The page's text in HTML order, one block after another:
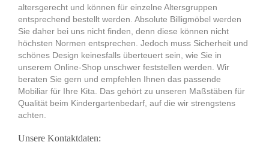
altersgerecht und können für einzelne Altersgruppen
entsprechend bestellt werden. Absolute Billigmöbel werden
Sie daher bei uns nicht finden, denn diese können nicht
höchsten Normen entsprechen. Jedoch muss Sicherheit und
schönes Design keinesfalls überteuert sein, wie Sie in
unserem Online-Shop unschwer feststellen werden. Wir
beraten Sie gern und empfehlen Ihnen das passende
Mobiliar für Ihre Kita. Das gehört zu unseren Maßstäben für
Qualität beim Kindergartenbedarf, auf die wir strengstens
achten.
Unsere Kontaktdaten: